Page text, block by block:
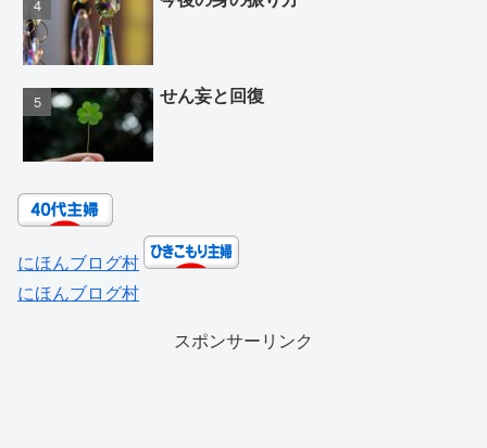
せん妄と回復
にほんブログ村
にほんブログ村
スポンサーリンク